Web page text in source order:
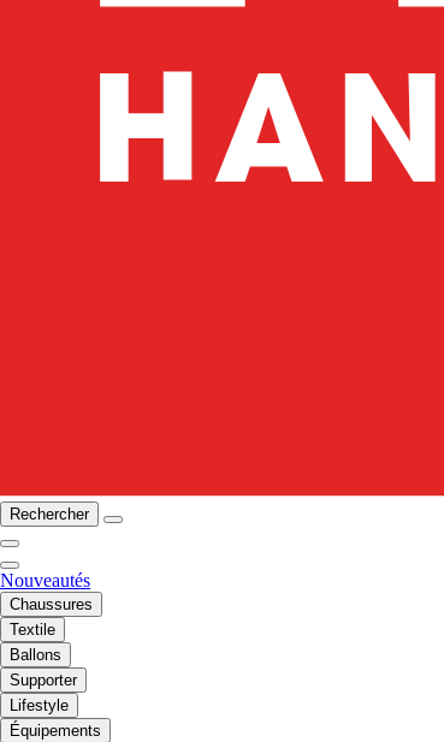
Rechercher
Nouveautés
Chaussures
Textile
Ballons
Supporter
Lifestyle
Équipements